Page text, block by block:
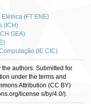
(FT ENE)
(ICH)
GEA)
(IE CIC)
authors. Submitted for
under the terms and
Attribution (CC BY)
license s/by/4.0/).